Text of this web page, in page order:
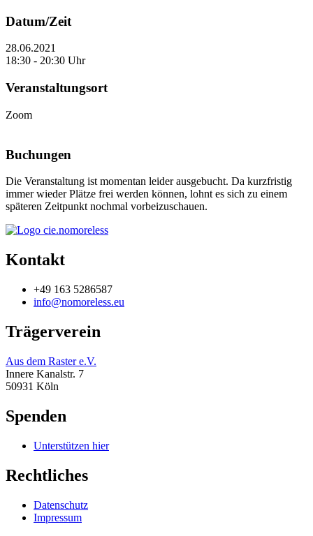
Datum/Zeit
28.06.2021
18:30 - 20:30 Uhr
Veranstaltungsort
Zoom
Buchungen
Die Veranstaltung ist momentan leider ausgebucht. Da kurzfristig
immer wieder Plätze frei werden können, lohnt es sich zu einem
späteren Zeitpunkt nochmal vorbeizuschauen.
Kontakt
+49 163 5286587
info@nomoreless.eu
Trägerverein
Aus dem Raster e.V.
Innere Kanalstr. 7
50931 Köln
Spenden
Unterstützen hier
Rechtliches
Datenschutz
Impressum